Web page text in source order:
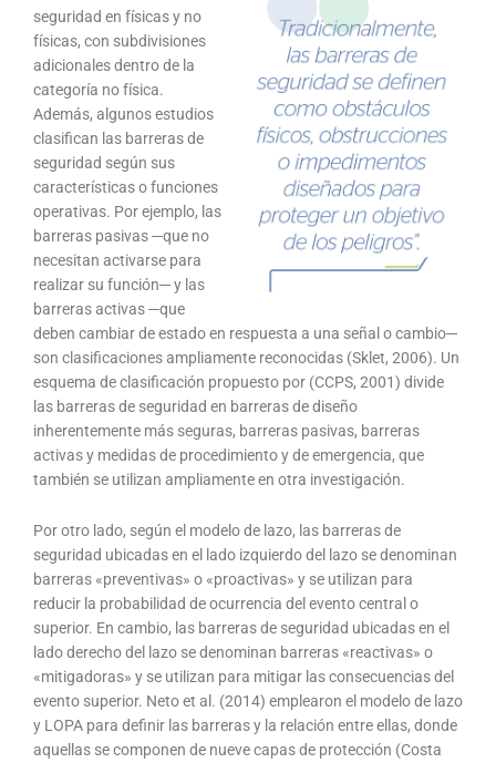
seguridad en físicas y no
físicas, con subdivisiones
adicionales dentro de la
categoría no física.
Además, algunos estudios
clasifican las barreras de
seguridad según sus
características o funciones
operativas. Por ejemplo, las
barreras pasivas ─que no
necesitan activarse para
realizar su función─ y las
barreras activas ─que
deben cambiar de estado en respuesta a una señal o cambio─
son clasificaciones ampliamente reconocidas (Sklet, 2006). Un
esquema de clasificación propuesto por (CCPS, 2001) divide
las barreras de seguridad en barreras de diseño
inherentemente más seguras, barreras pasivas, barreras
activas y medidas de procedimiento y de emergencia, que
también se utilizan ampliamente en otra investigación.
Por otro lado, según el modelo de lazo, las barreras de
seguridad ubicadas en el lado izquierdo del lazo se denominan
barreras «preventivas» o «proactivas» y se utilizan para
reducir la probabilidad de ocurrencia del evento central o
superior. En cambio, las barreras de seguridad ubicadas en el
lado derecho del lazo se denominan barreras «reactivas» o
«mitigadoras» y se utilizan para mitigar las consecuencias del
evento superior. Neto et al. (2014) emplearon el modelo de lazo
y LOPA para definir las barreras y la relación entre ellas, donde
aquellas se componen de nueve capas de protección (Costa